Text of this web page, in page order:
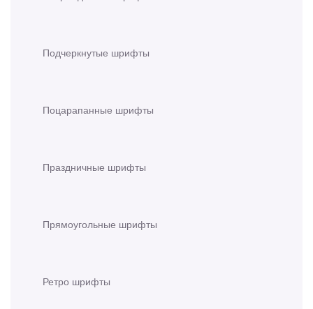
Подчеркнутые шрифты
Поцарапанные шрифты
Праздничные шрифты
Прямоугольные шрифты
Ретро шрифты